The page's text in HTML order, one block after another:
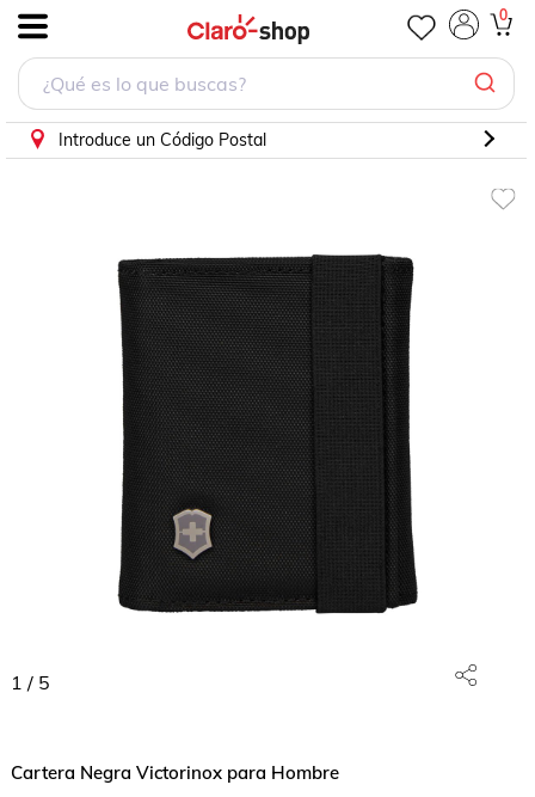
0
Introduce un Código Postal
1 / 5
Cartera Negra Victorinox para Hombre
Cartera Negra Victorinox para Hombre